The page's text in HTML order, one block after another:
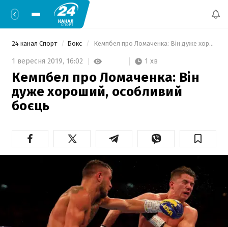
24 канал Спорт Бокс Кемпбел про Ломаченка: Він дуже хороший, особливий боєць
1 вересня 2019, 16:02 1 хв
Кемпбел про Ломаченка: Він
дуже хороший, особливий
боєць